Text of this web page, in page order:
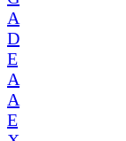
A
D
E
A
A
E